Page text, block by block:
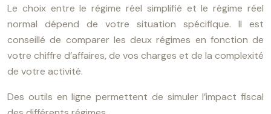
Le choix entre le régime réel simplifié et le régime réel
normal dépend de votre situation spécifique. Il est
conseillé de comparer les deux régimes en fonction de
votre chiffre d’affaires, de vos charges et de la complexité
de votre activité.
Des outils en ligne permettent de simuler l’impact fiscal